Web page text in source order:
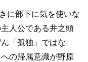
に部下に気を使いな
人公である井之頭
「孤独」ではな
の帰属意識が野原